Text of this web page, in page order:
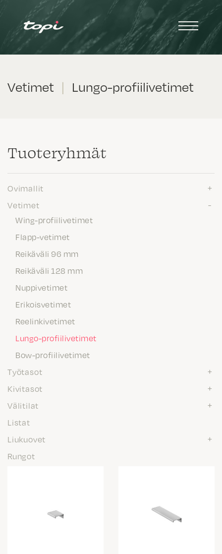
Vetimet | Lungo-profiilivetimet
Tuote­ryhmät
Ovimallit
Vetimet
Wing-profiilivetimet
Flapp-vetimet
Reikäväli 96 mm
Reikäväli 128 mm
Nuppivetimet
Erikoisvetimet
Reelinkivetimet
Lungo-profiilivetimet
Bow-profiilivetimet
Työtasot
Kivitasot
Välitilat
Listat
Liukuovet
Rungot